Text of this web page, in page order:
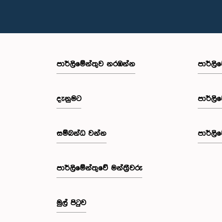
පාර්ලි‌මේන්තුව නරඹන්න
දැනුමට
සම්බන්ධ වන්න
පාර්ලි‌මේන්තුවේ මන්ත්‍රීවරු
මුල් පිටුව